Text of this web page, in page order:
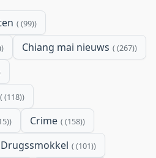
(99)
Chiang mai nieuws (267)
(118)
Crime (158)
Drugssmokkel (101)